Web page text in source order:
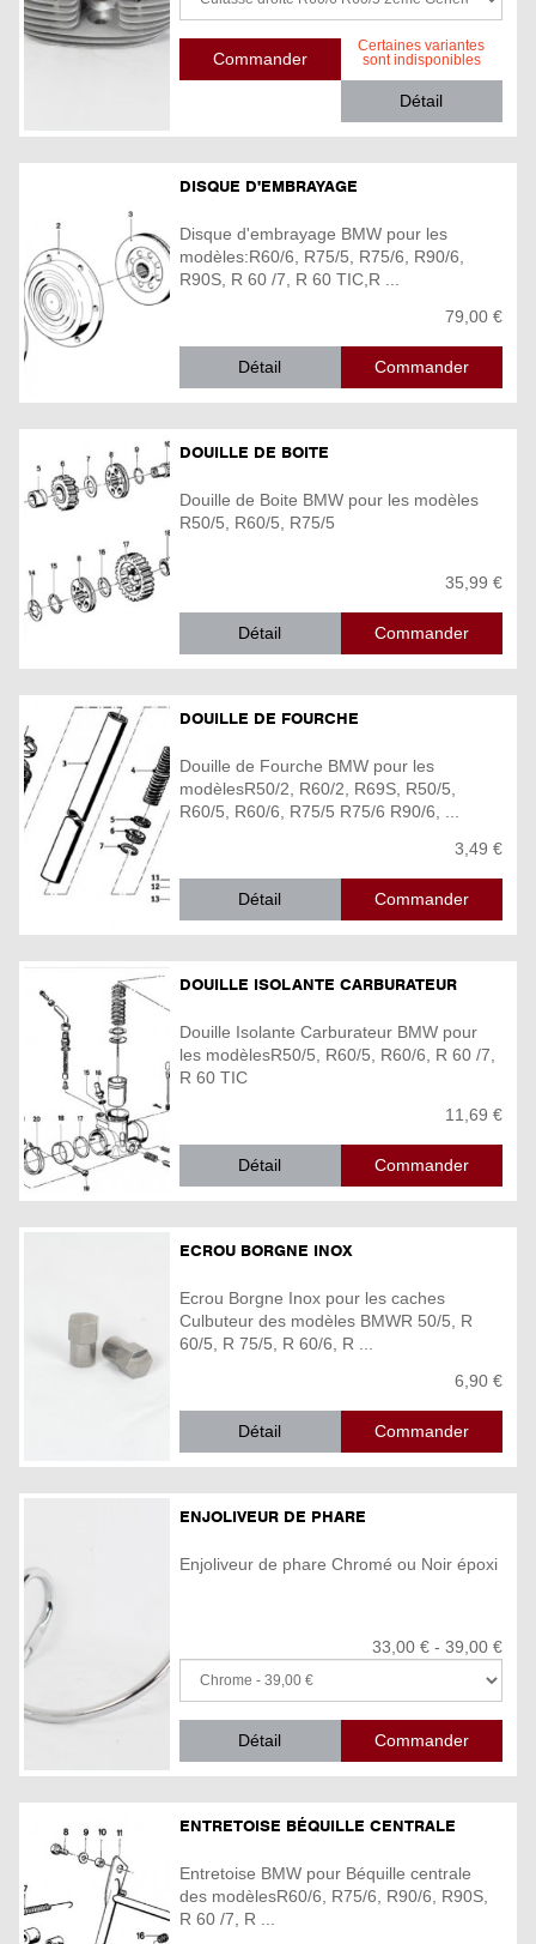
Certaines variantes
sont indisponibles
Détail
DISQUE D'EMBRAYAGE
Disque d'embrayage BMW pour les
modèles:R60/6, R75/5, R75/6, R90/6,
R90S, R 60 /7, R 60 TIC,R ...
79,00 €
Détail
DOUILLE DE BOITE
Douille de Boite BMW pour les modèles
R50/5, R60/5, R75/5
35,99 €
Détail
DOUILLE DE FOURCHE
Douille de Fourche BMW pour les
modèlesR50/2, R60/2, R69S, R50/5,
R60/5, R60/6, R75/5 R75/6 R90/6, ...
3,49 €
Détail
DOUILLE ISOLANTE CARBURATEUR
Douille Isolante Carburateur BMW pour
les modèlesR50/5, R60/5, R60/6, R 60 /7,
R 60 TIC
11,69 €
Détail
ECROU BORGNE INOX
Ecrou Borgne Inox pour les caches
Culbuteur des modèles BMWR 50/5, R
60/5, R 75/5, R 60/6, R ...
6,90 €
Détail
ENJOLIVEUR DE PHARE
Enjoliveur de phare Chromé ou Noir époxi
33,00 € - 39,00 €
Détail
ENTRETOISE BÉQUILLE CENTRALE
Entretoise BMW pour Béquille centrale
des modèlesR60/6, R75/6, R90/6, R90S,
R 60 /7, R ...